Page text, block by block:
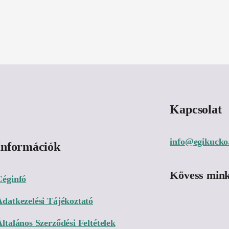
Tájékoztató
Szerződési Feltételek
Kapcsolat
Kövess